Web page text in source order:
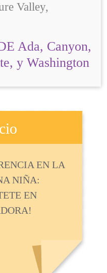
Valley,
Ada, Canyon,
y Washington
EN LA
NIÑA:
EN